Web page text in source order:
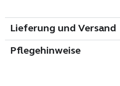
Lieferung und Versand
Pflegehinweise